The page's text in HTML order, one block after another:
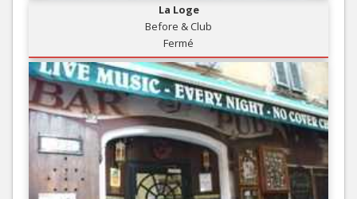
La Loge
Before & Club
Fermé